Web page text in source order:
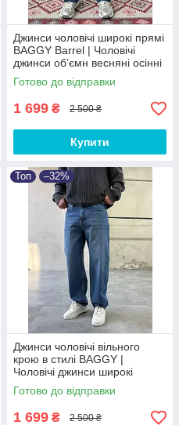
Джинси чоловічі широкі прямі
BAGGY Barrel | Чоловічі
джинси обʼємн весняні осінні
Baggy
Готово до відправки
1 699 ₴ 2 500 ₴
Купити
Топ –32%
Джинси чоловічі вільного
крою в стилі BAGGY |
Чоловічі джинси широкі
весняні осінні Баггі
Готово до відправки
1 699 ₴ 2 500 ₴